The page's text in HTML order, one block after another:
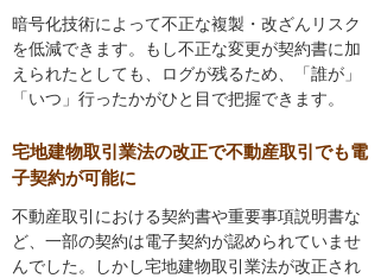
暗号化技術によって不正な複製・改ざんリスク
を低減できます。もし不正な変更が契約書に加
えられたとしても、ログが残るため、「誰が」
「いつ」行ったかがひと目で把握できます。
宅地建物取引業法の改正で不動産取引でも電
子契約が可能に
不動産取引における契約書や重要事項説明書な
ど、一部の契約は電子契約が認められていませ
んでした。しかし宅地建物取引業法が改正され